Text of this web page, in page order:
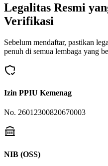
Legalitas Resmi
Verifikasi
Sebelum mendaftar, pastikan
penuh di semua lembaga yang
Izin PPIU Kemenag
No. 26012300820670003
NIB (OSS)